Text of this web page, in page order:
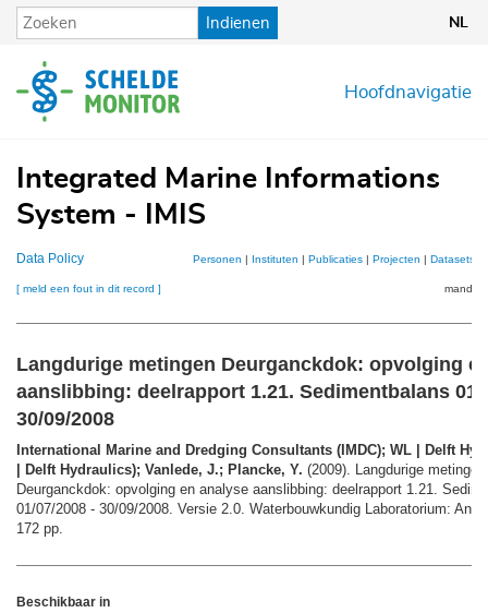
Overslaan
en
de
inhoud
Indienen NL
Hoofdnavigatie
Integrated Marine Informations
System - IMIS
Data Policy Personen | Instituten | Publicaties| Projecten | Datasets
[ meld een fout in dit record ] mandje
Langdurige metingen Deurganckdok: opvolging
aanslibbing: deelrapport 1.21. Sedimentbalans 01/
30/09/2008
International Marine and Dredging Consultants (IMDC); WL | Delft
| Delft Hydraulics); Vanlede, J.; Plancke, Y. (2009). Langdurige metingen
Deurganckdok: opvolging en analyse aanslibbing: deelrapport 1.21.
01/07/2008 - 30/09/2008. Versie 2.0. Waterbouwkundig Laboratorium:
172 pp.
Beschikbaar in